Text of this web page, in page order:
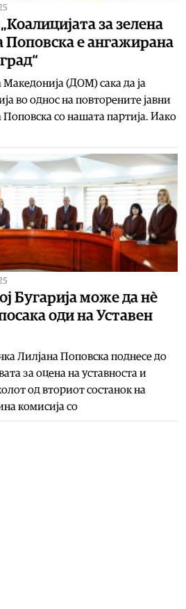
за зелена
Поповска е ангажирана
(ДОМ) сака да ја
во однос на повторените јавни
со нашата партија. Иако
Бугарија може да нѐ
оди на Уставен
Лилјана Поповска поднесе до
за оцена на уставноста и
од вториот состанок на
комисија со